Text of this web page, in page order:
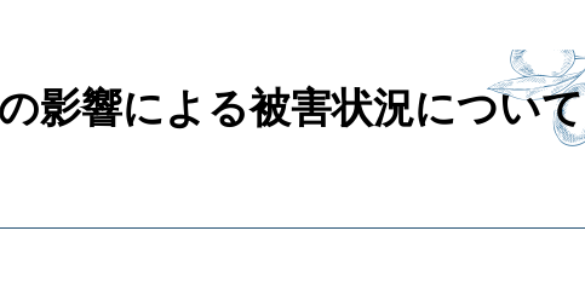
影響による被害状況について